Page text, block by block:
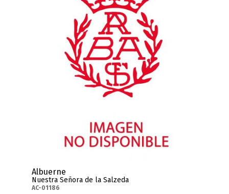
Albuerne
Nuestra Señora de la Salzeda
AC-01186